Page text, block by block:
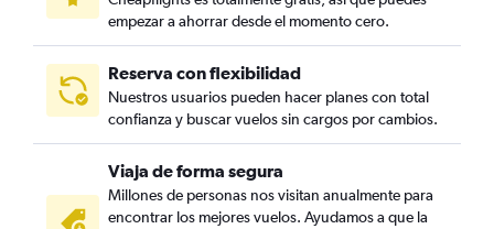
empezar a ahorrar desde el momento cero.
Reserva con flexibilidad
Nuestros usuarios pueden hacer planes con total
confianza y buscar vuelos sin cargos por cambios.
Viaja de forma segura
Millones de personas nos visitan anualmente para
encontrar los mejores vuelos. Ayudamos a que la